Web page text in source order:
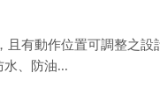
且有動作位置可調整之設
水、防油...